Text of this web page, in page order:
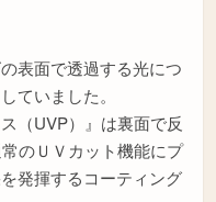
表面で透過する光につ
ていました。
（UVP）』は裏面で反
のＵＶカット機能にプ
発揮するコーティング